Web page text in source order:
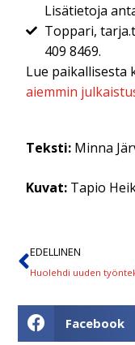
Lisätietoja
Toppari,
409 8469.
Lue paikallisesta
aiemmin
Teksti: Minna
Kuvat: Tapio
EDELLINEN
Facebook